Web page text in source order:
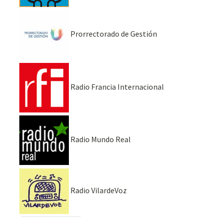
Prorrectorado de Gestión
Radio Francia Internacional
Radio Mundo Real
Radio VilardeVoz